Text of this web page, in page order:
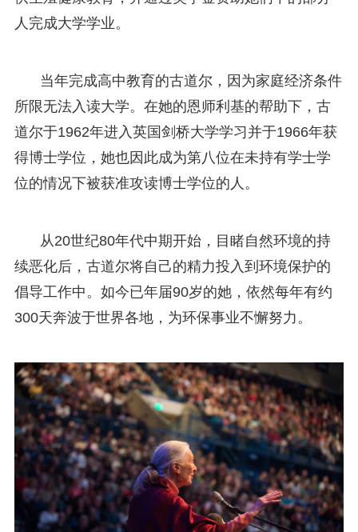
人完成大学学业。
当年完成高中教育的古道尔，因为家庭经济条件
所限无法入读大学。在她的恩师利基的帮助下，古
道尔于1962年进入英国剑桥大学学习并于1966年获
得博士学位，她也因此成为第八位在未持有学士学
位的情况下被获准攻读博士学位的人。
从20世纪80年代中期开始，目睹自然环境的持
续恶化后，古道尔将自己的精力投入到环境保护的
倡导工作中。如今已年届90岁的她，依然每年有约
300天奔波于世界各地，为环保事业不懈努力。